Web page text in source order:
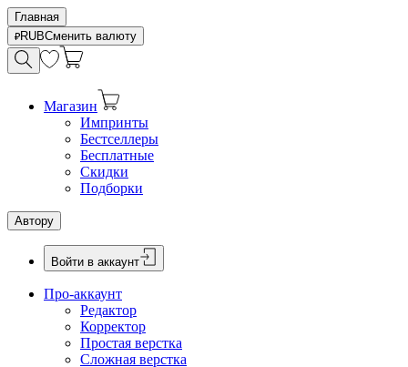
Главная
RUBСменить валюту
Магазин
Импринты
Бестселлеры
Бесплатные
Скидки
Подборки
Автору
Войти в аккаунт
Про-аккаунт
Редактор
Корректор
Простая верстка
Сложная верстка